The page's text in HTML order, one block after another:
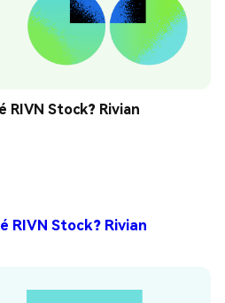
RIVN Stock? Rivian
RIVN Stock? Rivian